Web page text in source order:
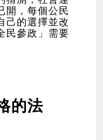
開，每個公民
己的選擇並改
民參政」需要
的法